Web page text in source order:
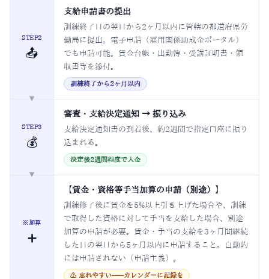
STEP2
📤
▼
支給申請書の提出
訓練終了日の翌日から2ヶ月以内に管轄の都道府県労
働局に提出。電子申請（雇用関係助成金ポータル）
でも申請可能。賃金台帳・出勤簿・受講証明書・領
収書等を添付。
訓練終了から2ヶ月以内
STEP3
💰
▼
審査・支給決定通知 → 振り込み
支給決定通知書の到着後、約2週間で指定口座に振り
込まれる。
決定後2週間程度で入金
※加算
➕
【賃金・資格等手当加算の申請（別途）】
訓練修了後に賃金を5%以上引き上げた場合や、訓練
で取得した資格に対して手当を支給した場合、別途
加算の申請が必要。賃金・手当の支給を3ヶ月間継続
した日の翌日から5ヶ月以内に申請すること。自動的
には申請されない（申請主義）。
⚠ 忘れやすい——カレンダーに記録を